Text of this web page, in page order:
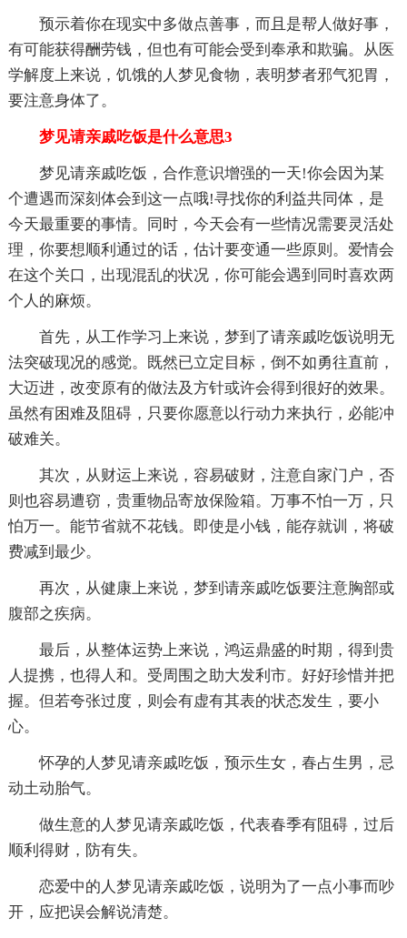
预示着你在现实中多做点善事，而且是帮人做好事，
有可能获得酬劳钱，但也有可能会受到奉承和欺骗。从医
学解度上来说，饥饿的人梦见食物，表明梦者邪气犯胃，
要注意身体了。
梦见请亲戚吃饭是什么意思3
梦见请亲戚吃饭，合作意识增强的一天!你会因为某
个遭遇而深刻体会到这一点哦!寻找你的利益共同体，是
今天最重要的事情。同时，今天会有一些情况需要灵活处
理，你要想顺利通过的话，估计要变通一些原则。爱情会
在这个关口，出现混乱的状况，你可能会遇到同时喜欢两
个人的麻烦。
首先，从工作学习上来说，梦到了请亲戚吃饭说明无
法突破现况的感觉。既然已立定目标，倒不如勇往直前，
大迈进，改变原有的做法及方针或许会得到很好的效果。
虽然有困难及阻碍，只要你愿意以行动力来执行，必能冲
破难关。
其次，从财运上来说，容易破财，注意自家门户，否
则也容易遭窃，贵重物品寄放保险箱。万事不怕一万，只
怕万一。能节省就不花钱。即使是小钱，能存就训，将破
费减到最少。
再次，从健康上来说，梦到请亲戚吃饭要注意胸部或
腹部之疾病。
最后，从整体运势上来说，鸿运鼎盛的时期，得到贵
人提携，也得人和。受周围之助大发利市。好好珍惜并把
握。但若夸张过度，则会有虚有其表的状态发生，要小
心。
怀孕的人梦见请亲戚吃饭，预示生女，春占生男，忌
动土动胎气。
做生意的人梦见请亲戚吃饭，代表春季有阻碍，过后
顺利得财，防有失。
恋爱中的人梦见请亲戚吃饭，说明为了一点小事而吵
开，应把误会解说清楚。